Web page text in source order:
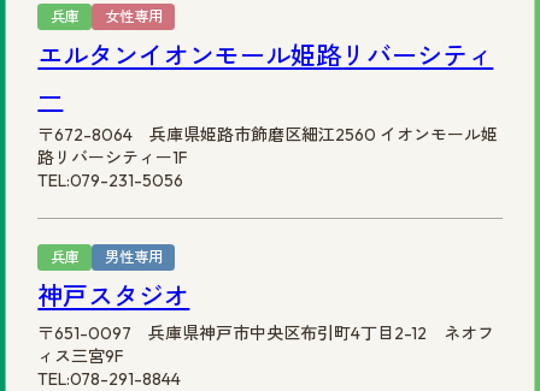
兵庫 女性専用
エルタンイオンモール姫路リバーシティ
ー
〒672-8064 兵庫県姫路市飾磨区細江2560 イオンモール姫
路リバーシティー1F
TEL:079-231-5056
兵庫 男性専用
神戸スタジオ
〒651-0097 兵庫県神戸市中央区布引町4丁目2-12 ネオフ
ィス三宮9F
TEL:078-291-8844